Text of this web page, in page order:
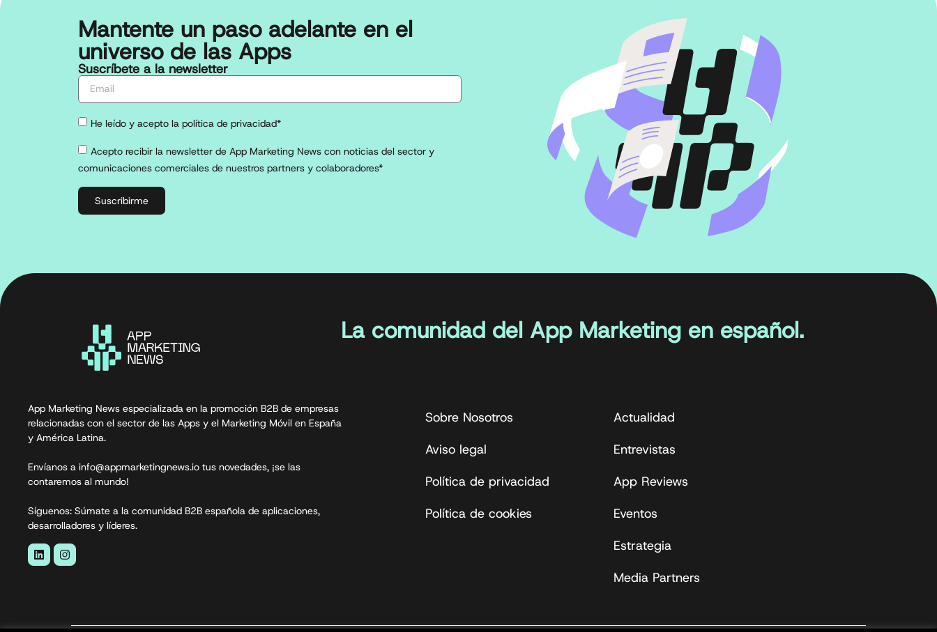
Mantente un paso adelante en el
universo de las Apps
Suscríbete a la newsletter
He leído y acepto la política de privacidad*
Acepto recibir la newsletter de App Marketing News con noticias del sector y
comunicaciones comerciales de nuestros partners y colaboradores*
Suscribirme
La comunidad del App Marketing en español.
App Marketing News especializada en la promoción B2B de empresas
relacionadas con el sector de las Apps y el Marketing Móvil en España
y América Latina.
Envíanos a info@appmarketingnews.io tus novedades, ¡se las
contaremos al mundo!
Síguenos: Súmate a la comunidad B2B española de aplicaciones,
desarrolladores y líderes.
Sobre Nosotros
Aviso legal
Política de privacidad
Política de cookies
Actualidad
Entrevistas
App Reviews
Eventos
Estrategia
Media Partners